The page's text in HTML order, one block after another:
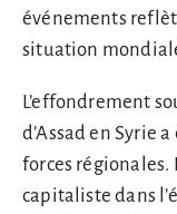
événements
situation
L’effondrement
d’Assad en Syrie
forces régionales.
capitaliste dans